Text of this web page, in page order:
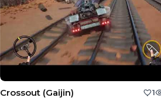
Crossout (Gaijin) 1